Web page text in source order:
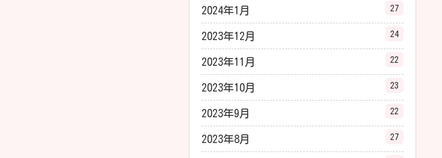
2024年1月 27
2023年12月 24
2023年11月 22
2023年10月 23
2023年9月 22
2023年8月 27